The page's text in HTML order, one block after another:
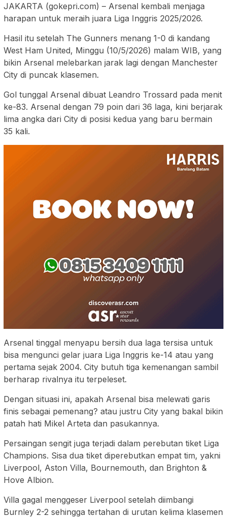
JAKARTA (gokepri.com) – Arsenal kembali menjaga
harapan untuk meraih juara Liga Inggris 2025/2026.
Hasil itu setelah The Gunners menang 1-0 di kandang
West Ham United, Minggu (10/5/2026) malam WIB, yang
bikin Arsenal melebarkan jarak lagi dengan Manchester
City di puncak klasemen.
Gol tunggal Arsenal dibuat Leandro Trossard pada menit
ke-83. Arsenal dengan 79 poin dari 36 laga, kini berjarak
lima angka dari City di posisi kedua yang baru bermain
35 kali.
Arsenal tinggal menyapu bersih dua laga tersisa untuk
bisa mengunci gelar juara Liga Inggris ke-14 atau yang
pertama sejak 2004. City butuh tiga kemenangan sambil
berharap rivalnya itu terpeleset.
Dengan situasi ini, apakah Arsenal bisa melewati garis
finis sebagai pemenang? atau justru City yang bakal bikin
patah hati Mikel Arteta dan pasukannya.
Persaingan sengit juga terjadi dalam perebutan tiket Liga
Champions. Sisa dua tiket diperebutkan empat tim, yakni
Liverpool, Aston Villa, Bournemouth, dan Brighton &
Hove Albion.
Villa gagal menggeser Liverpool setelah diimbangi
Burnley 2-2 sehingga tertahan di urutan kelima klasemen